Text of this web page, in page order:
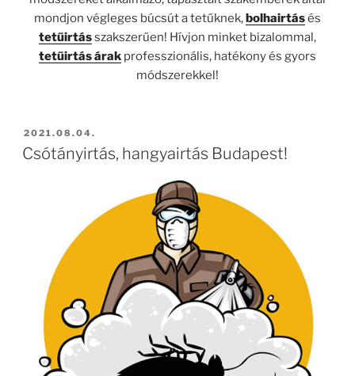
mondjon végleges búcsút a tetűknek,bolhairtásés
tetűirtásszakszerűen! Hívjon minket bizalommal,
tetűirtás árak professzionális, hatékony és gyors
módszerekkel!
BEKÜLDVE:
2021.08.04.
Csótányirtás, hangyairtás Budapest!